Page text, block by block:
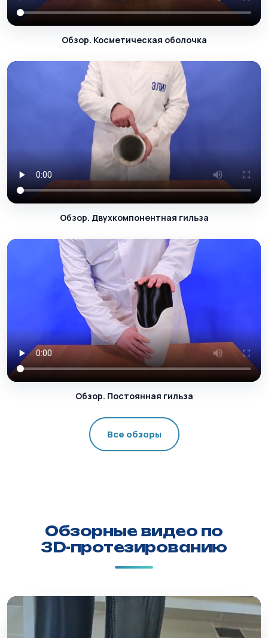
Обзор. Косметическая оболочка
Обзор. Двухкомпонентная гильза
Обзор. Постоянная гильза
Все обзоры
Обзорные видео по
3D-протезированию